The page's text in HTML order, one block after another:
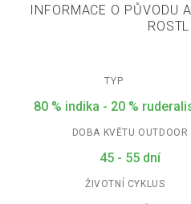
INFORMACE O PŮVODU
TYP
80 % indika - 20 %
DOBA KVĚTU OUTDOOR
45 - 55 dní
ŽIVOTNÍ CYKLUS